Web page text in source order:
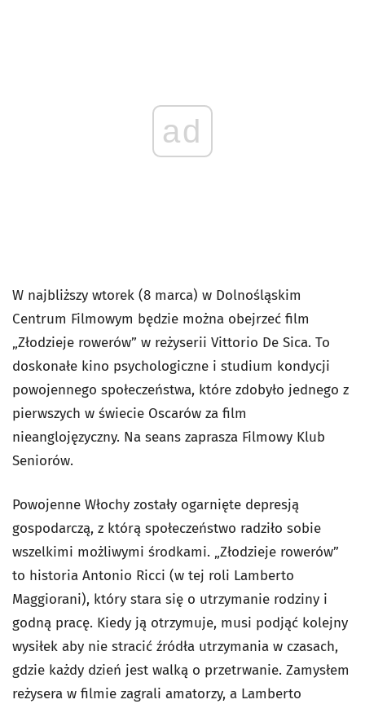
ad
W najbliższy wtorek (8 marca) w Dolnośląskim
Centrum Filmowym będzie można obejrzeć film
„Złodzieje rowerów” w reżyserii Vittorio De Sica. To
doskonałe kino psychologiczne i studium kondycji
powojennego społeczeństwa, które zdobyło jednego z
pierwszych w świecie Oscarów za film
nieanglojęzyczny. Na seans zaprasza Filmowy Klub
Seniorów.
Powojenne Włochy zostały ogarnięte depresją
gospodarczą, z którą społeczeństwo radziło sobie
wszelkimi możliwymi środkami. „Złodzieje rowerów”
to historia Antonio Ricci (w tej roli Lamberto
Maggiorani), który stara się o utrzymanie rodziny i
godną pracę. Kiedy ją otrzymuje, musi podjąć kolejny
wysiłek aby nie stracić źródła utrzymania w czasach,
gdzie każdy dzień jest walką o przetrwanie. Zamysłem
reżysera w filmie zagrali amatorzy, a Lamberto